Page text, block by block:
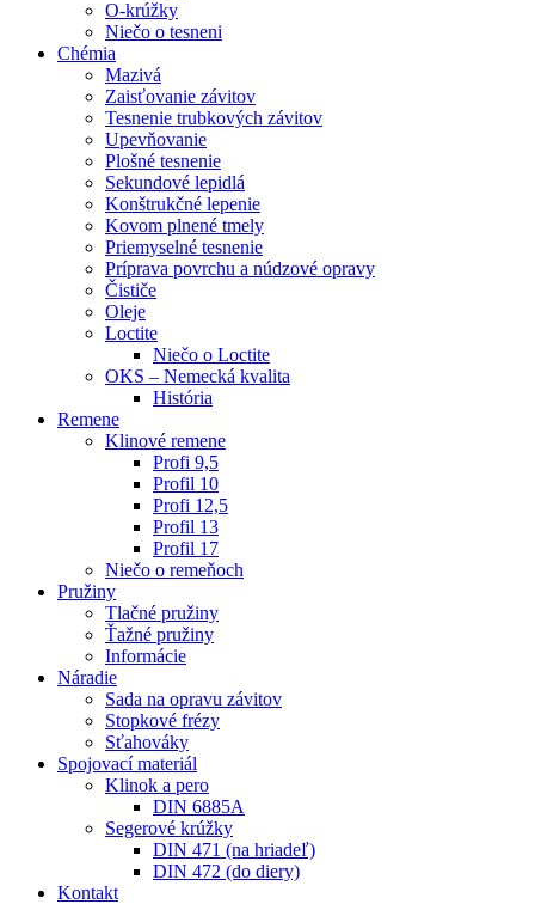
O-krúžky
Niečo o tesneni
Chémia
Mazivá
Zaisťovanie závitov
Tesnenie trubkových závitov
Upevňovanie
Plošné tesnenie
Sekundové lepidlá
Konštrukčné lepenie
Kovom plnené tmely
Priemyselné tesnenie
Príprava povrchu a núdzové opravy
Čističe
Oleje
Loctite
Niečo o Loctite
OKS – Nemecká kvalita
História
Remene
Klinové remene
Profi 9,5
Profil 10
Profi 12,5
Profil 13
Profil 17
Niečo o remeňoch
Pružiny
Tlačné pružiny
Ťažné pružiny
Informácie
Náradie
Sada na opravu závitov
Stopkové frézy
Sťahováky
Spojovací materiál
Klinok a pero
DIN 6885A
Segerové krúžky
DIN 471 (na hriadeľ)
DIN 472 (do diery)
Kontakt